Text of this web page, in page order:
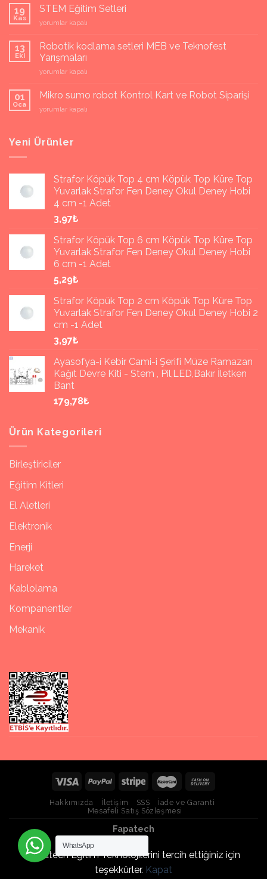
ve
için
19
Kas
STEM Eğitim Setleri
STEM
Setleri
için
yorumlar kapalı
13
Eki
Robotik kodlama setleri MEB ve Teknofest
Yarışmaları
Robotik
setleri
ve
için
yorumlar kapalı
01
Oca
Mikro sumo robot Kontrol Kart ve Robot Siparişi
Mikro
Kontrol
Siparişi
yorumlar kapalı
Yeni Ürünler
Strafor Köpük Top 4 cm Köpük Top Küre Top
Yuvarlak Strafor Fen Deney Okul Deney Hobi
4 cm -1 Adet
3,97₺
Strafor Köpük Top 6 cm Köpük Top Küre Top
Yuvarlak Strafor Fen Deney Okul Deney Hobi
6 cm -1 Adet
5,29₺
Strafor Köpük Top 2 cm Köpük Top Küre Top
Yuvarlak Strafor Fen Deney Okul Deney Hobi 2
cm -1 Adet
3,97₺
Ayasofya-i Kebir Cami-i Şerifi Müze Ramazan
Kağıt Devre Kiti - Stem , Pil,LED,Bakır İletken
Bant
179,78₺
Ürün Kategorileri
Birleştiriciler
Eğitim Kitleri
El Aletleri
Elektronik
Enerji
Hareket
Kablolama
Kompanentler
Mekanik
Hakkımızda İletişim SSS
İade ve Garanti
Mesafeli Satış Sözleşmesi
Fapatech
Fapatech Eğitim Teknolojilerini tercih ettiğiniz için
teşekkürler. Kapat
WhatsApp